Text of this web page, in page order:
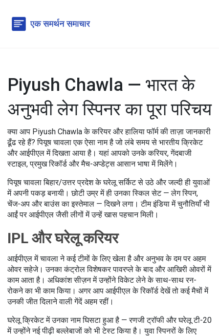
Piyush Chawla — भारत के
अनुभवी लेग स्पिनर का पूरा परिचय
क्या आप Piyush Chawla के करियर और हालिया फॉर्म की ताज़ा जानकारी
ढूँढ रहे हैं? पियूष चावला एक ऐसा नाम है जो लंबे समय से भारतीय क्रिकेट
और आईपीएल में दिखता आया है। यहां आपको उनके करियर, गेंदबाजी
स्टाइल, प्रमुख रिकॉर्ड और मैच-अप्डेट्स आसान भाषा में मिलेंगे।
पियूष चावला बिहार/उत्तर प्रदेश के घरेलू सर्किट से उठे और जल्दी ही युवाओं
में अपनी पकड़ बनायी। छोटी उम्र में ही उनका स्किल सेट — लेग स्पिन,
चेंज-अप और बाउंस का इस्तेमाल — दिखने लगा। टीम इंडिया में चुनौतियाँ भी
आईं पर आईपीएल जैसी लीगों में उन्हें खास पहचान मिली।
IPL और घरेलू करियर
आईपीएल में चावला ने कई टीमों के लिए खेला है और अनुभव के दम पर अहम
ओवर सहेजे। उनका कंट्रोल विशेषकर पावरप्ले के बाद और आखिरी ओवरों में
काम आता है। अधिकांश सीज़न में उन्होंने विकेट लेने के साथ-साथ रन-
रोकने का भी काम किया। अगर आप आईपीएल के रिकॉर्ड देखें तो कई मैचों में
उनकी जीत दिलाने वाली गेंदें अहम रहीं।
घरेलू क्रिकेट में उनका नाम घिसटा हुआ है — रणजी ट्रॉफी और घरेलू टी-20
में उन्होंने नई पीढ़ी बल्लेबाजों को भी टेस्ट किया है। युवा स्पिनरों के लिए